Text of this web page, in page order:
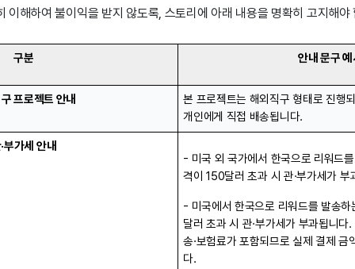
이해하여 불이익을 받지 않도록, 스토리에 아래 내용을 명확히 고지해
구분 안내 문구
프로젝트 안내
본 프로젝트는 해외직구 형태로 진행
개인에게 직접 배송됩니다.
부가세 안내
- 미국 외 국가에서 한국으로 리워드
격이 150달러 초과 시 관·부가세가 부
- 미국에서 한국으로 리워드를 발송
달러 초과 시 관·부가세가 부과됩니
송·보험료가 포함되므로 실제 결제
다.